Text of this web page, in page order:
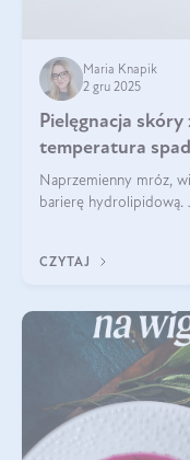
Maria Knapik
2 gru 2025
Pielęgnacja
temperatura
Naprzemienny mróz,
barierę hydrolipidową.
CZYTAJ